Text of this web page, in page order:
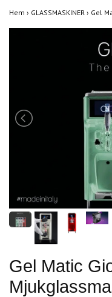
Hem › GLASSMASKINER › Gel
Gel Matic